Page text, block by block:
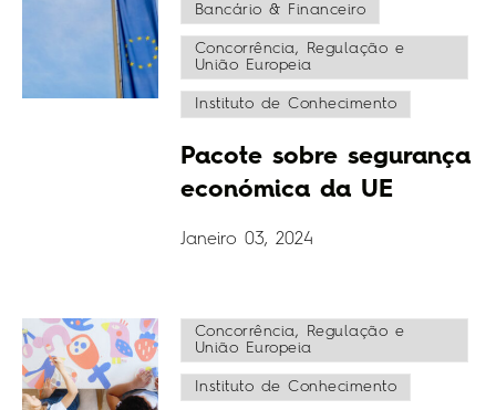
Bancário & Financeiro
Concorrência, Regulação e
União Europeia
Instituto de Conhecimento
Pacote sobre segurança
económica da UE
Janeiro 03, 2024
Concorrência, Regulação e
União Europeia
Instituto de Conhecimento